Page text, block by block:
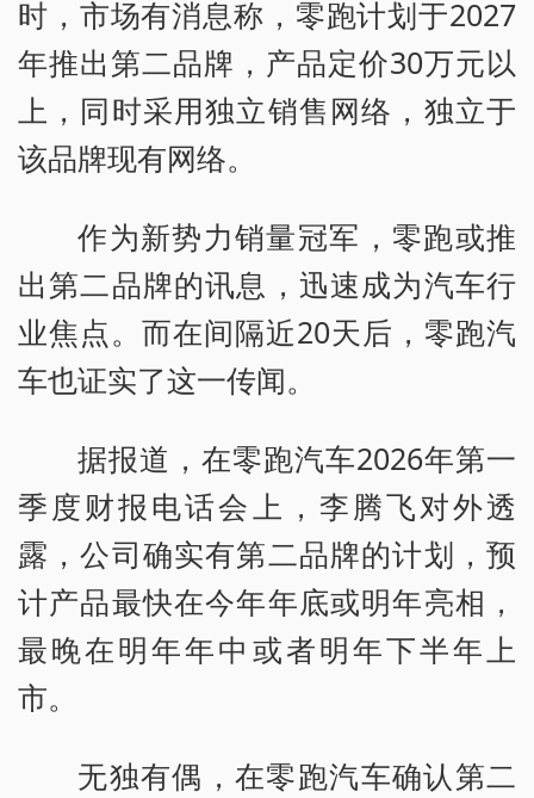
时，市场有消息称，零跑计划于2027
年推出第二品牌，产品定价30万元以
上，同时采用独立销售网络，独立于
该品牌现有网络。
作为新势力销量冠军，零跑或推
出第二品牌的讯息，迅速成为汽车行
业焦点。而在间隔近20天后，零跑汽
车也证实了这一传闻。
据报道，在零跑汽车2026年第一
季度财报电话会上，李腾飞对外透
露，公司确实有第二品牌的计划，预
计产品最快在今年年底或明年亮相，
最晚在明年年中或者明年下半年上
市。
无独有偶，在零跑汽车确认第二